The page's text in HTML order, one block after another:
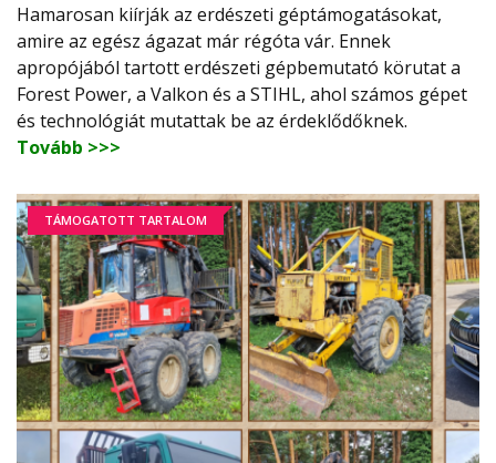
Hamarosan kiírják az erdészeti géptámogatásokat,
amire az egész ágazat már régóta vár. Ennek
apropójából tartott erdészeti gépbemutató körutat a
Forest Power, a Valkon és a STIHL, ahol számos gépet
és technológiát mutattak be az érdeklődőknek.
Tovább >>>
TÁMOGATOTT TARTALOM